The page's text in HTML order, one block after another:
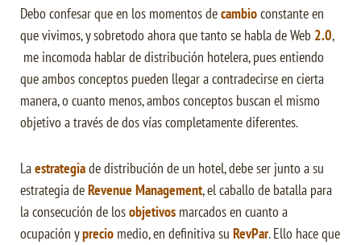
Debo confesar que en los momentos decambioconstante en
que vivimos, y sobretodo ahora que tanto se habla de Web 2.0,
me incomoda hablar de distribución hotelera, pues entiendo
que ambos conceptos pueden llegar a contradecirse en cierta
manera, o cuanto menos, ambos conceptos buscan el mismo
objetivo a través de dos vías completamente diferentes.
Laestrategiade distribución de un hotel, debe ser junto a su
estrategia deRevenue Management, el caballo de batalla para
la consecución de losobjetivos marcados en cuanto a
ocupación yprecio medio, en definitiva su RevPar. Ello hace que